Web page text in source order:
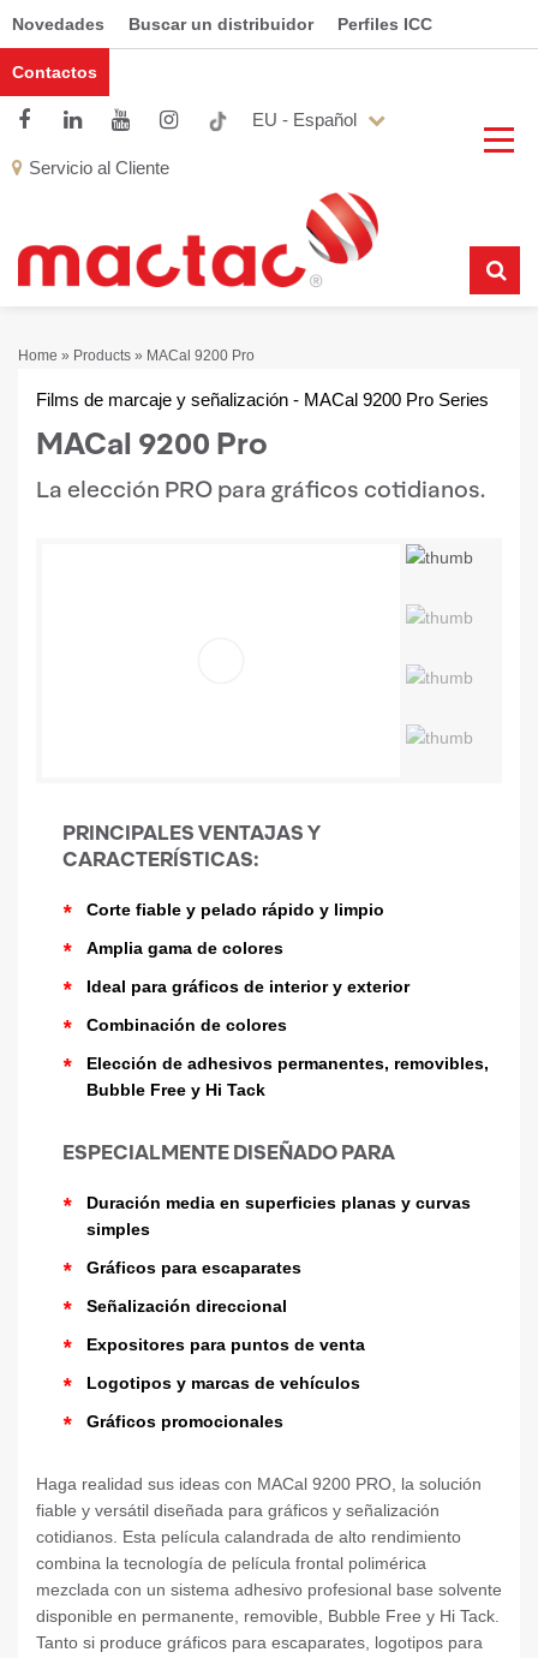
Novedades Buscar un distribuidor Perfiles ICC
Contactos
EU - Español
Servicio al Cliente
Home » Products » MACal 9200 Pro
Films de marcaje y señalización - MACal 9200 Pro Series
MACal 9200 Pro
La elección PRO para gráficos cotidianos.
PRINCIPALES VENTAJAS Y
CARACTERÍSTICAS:
* Corte fiable y pelado rápido y limpio
* Amplia gama de colores
* Ideal para gráficos de interior y exterior
* Combinación de colores
*
Elección de adhesivos permanentes, removibles,
Bubble Free y Hi Tack
ESPECIALMENTE DISEÑADO PARA
*
Duración media en superficies planas y curvas
simples
* Gráficos para escaparates
* Señalización direccional
* Expositores para puntos de venta
* Logotipos y marcas de vehículos
* Gráficos promocionales
Haga realidad sus ideas con MACal 9200 PRO, la solución
fiable y versátil diseñada para gráficos y señalización
cotidianos. Esta película calandrada de alto rendimiento
combina la tecnología de película frontal polimérica
mezclada con un sistema adhesivo profesional base solvente
disponible en permanente, removible, Bubble Free y Hi Tack.
Tanto si produce gráficos para escaparates, logotipos para